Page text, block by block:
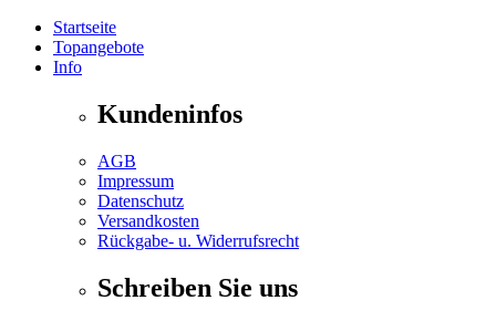
Startseite
Topangebote
Info
Kundeninfos
AGB
Impressum
Datenschutz
Versandkosten
Rückgabe- u. Widerrufsrecht
Schreiben Sie uns